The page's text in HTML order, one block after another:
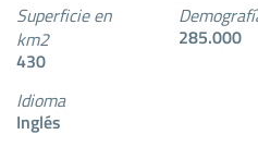
Superficie en
km2
430
285.000
Idioma
Inglés